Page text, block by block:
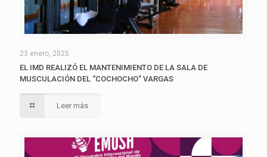
23 enero, 2025
EL IMD REALIZÓ EL MANTENIMIENTO DE LA SALA DE
MUSCULACIÓN DEL “COCHOCHO” VARGAS
Leer más